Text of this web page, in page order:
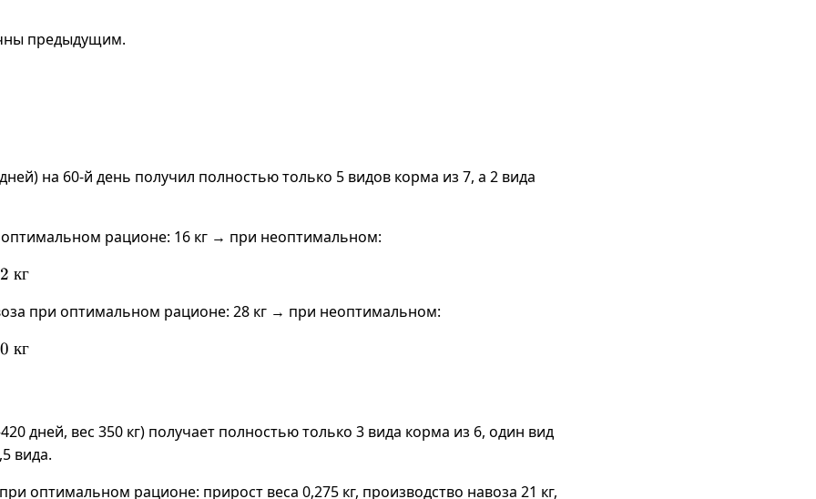
предыдущим.
на 60-й день получил полностью только 5 видов корма из 7, а 2 вида
рационе: 16 кг → при неоптимальном:
кг
при оптимальном рационе: 28 кг → при неоптимальном:
кг
дней, вес 350 кг) получает полностью только 3 вида корма из 6, один вид
вида.
оптимальном рационе: прирост веса 0,275 кг, производство навоза 21 кг,